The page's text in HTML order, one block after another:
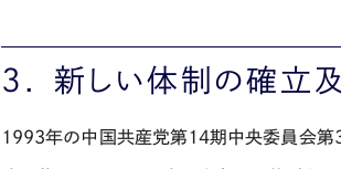
3． 新しい体制の確立
1993年の中国共産党第14期中央委員会第